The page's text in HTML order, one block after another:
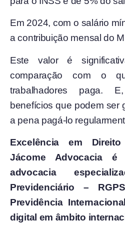
Em 2024, com o salário
a contribuição mensal do
Este valor é
comparação com o
trabalhadores paga.
benefícios que podem ser
a pena pagá-lo
Excelência em
Jácome Advocacia
advocacia
Previdenciário –
Previdência
digital em âmbito